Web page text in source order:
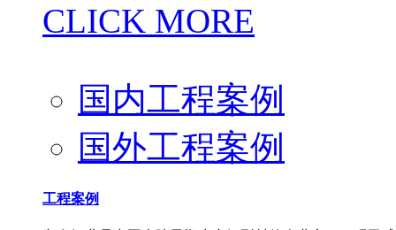
CLICK MORE
国内工程案例
国外工程案例
工程案例